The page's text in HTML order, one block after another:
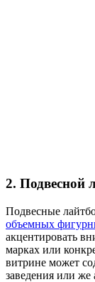
2. Подвесной
Подвесные
объемных
акцентировать
марках или
витрине может
заведения или же